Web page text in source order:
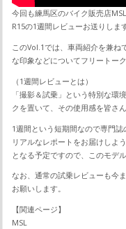
今回も練馬区のバイク販売店
R15の1週間レビューお送りします
このVol.1では、車両紹介を兼ね
な印象などについてフリートーク
（1週間レビューとは）
「撮影＆試乗」という特別な環
クを置いて、その使用感を皆さ
1週間という短期間なので専門
リアルなレポートをお届けしよ
となる予定ですので、このモデ
なお、通常の試乗レビューも今
お願いします。
【関連ページ】
MSL